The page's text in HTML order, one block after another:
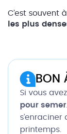
C’est souvent
les plus
BON
Si vous
pour semer
printemps.